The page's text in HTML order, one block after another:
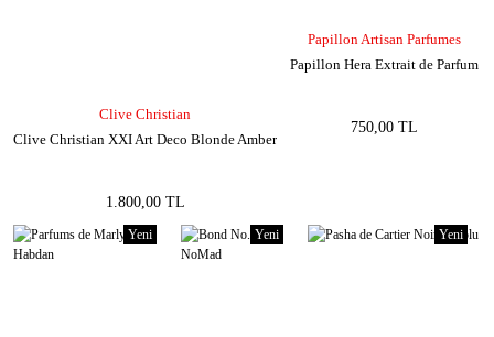
Clive Christian
Clive Christian XXI Art Deco Blonde Amber
1.800,00 TL
Papillon Artisan Parfumes
Papillon Hera Extrait de Parfum
750,00 TL
Yeni Yeni Yeni